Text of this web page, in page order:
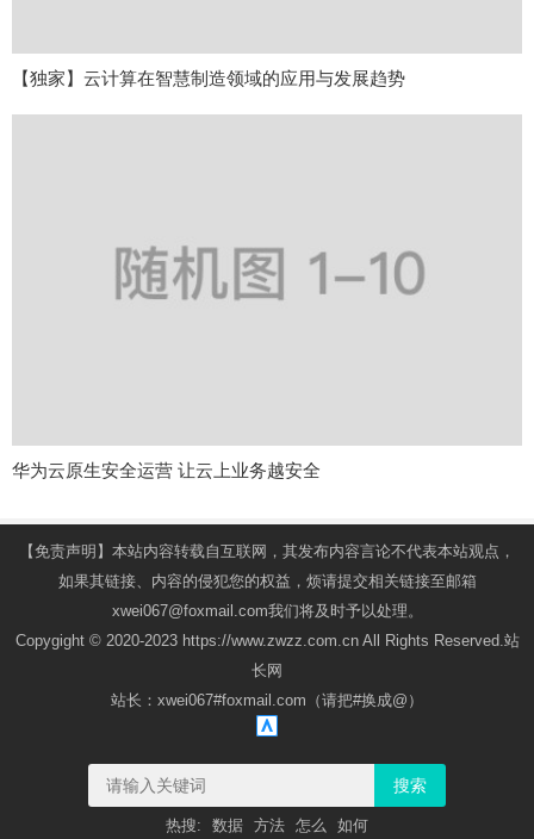
【独家】云计算在智慧制造领域的应用与发展趋势
华为云原生安全运营 让云上业务越安全
【免责声明】本站内容转载自互联网，其发布内容言论不代表本站观点，
如果其链接、内容的侵犯您的权益，烦请提交相关链接至邮箱
xwei067@foxmail.com我们将及时予以处理。
Copygight © 2020-2023 https://www.zwzz.com.cn All Rights Reserved.站
长网
站长：xwei067#foxmail.com（请把#换成@）
搜索
热搜: 数据 方法 怎么 如何